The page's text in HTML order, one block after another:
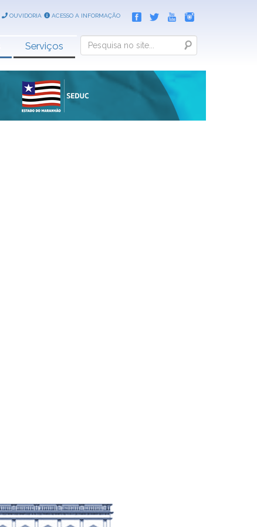
OUVIDORIA ACESSO A INFORMAÇÃO
Serviços Search